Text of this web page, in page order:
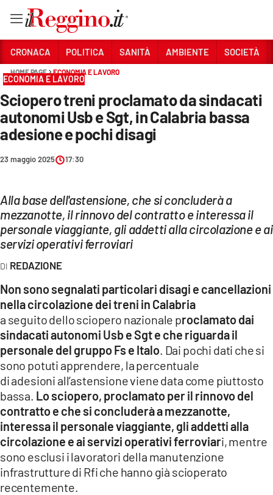
Sezioni
CRONACA
POLITICA
SANITÀ
SOCIETÀ
CULTURA
ECONOMIA E LAVORO
EVENTI
SPORT
Streaming
LAC TV
LAC NETWORK
LAC ONAIR
LaC
Network
LACPLAY.IT
CRONACA POLITICA SANITÀ AMBIENTE SOCIETÀ
HOME PAGE ECONOMIA E LAVORO
ECONOMIA E LAVORO
Sciopero treni proclamato da sindacati
autonomi Usb e Sgt, in Calabria bassa
adesione e pochi disagi
23 maggio 2025 17:30
Alla base dell'astensione, che si concluderà a
mezzanotte, il rinnovo del contratto e interessa il
personale viaggiante, gli addetti alla circolazione e ai
servizi operativi ferroviari
REDAZIONE
Non sono segnalati particolari disagi e cancellazioni
nella circolazione dei treni in Calabria
a seguito dello sciopero nazionale proclamato dai
sindacati autonomi Usb e Sgt e che riguarda il
personale del gruppo Fs e Italo. Dai pochi dati che si
sono potuti apprendere, la percentuale
di adesioni all’astensione viene data come piuttosto
bassa. Lo sciopero, proclamato per il rinnovo del
contratto e che si concluderà a mezzanotte,
interessa il personale viaggiante, gli addetti alla
circolazione e ai servizi operativi ferroviari, mentre
sono esclusi i lavoratori della manutenzione
infrastrutture di Rfi che hanno già scioperato
recentemente.